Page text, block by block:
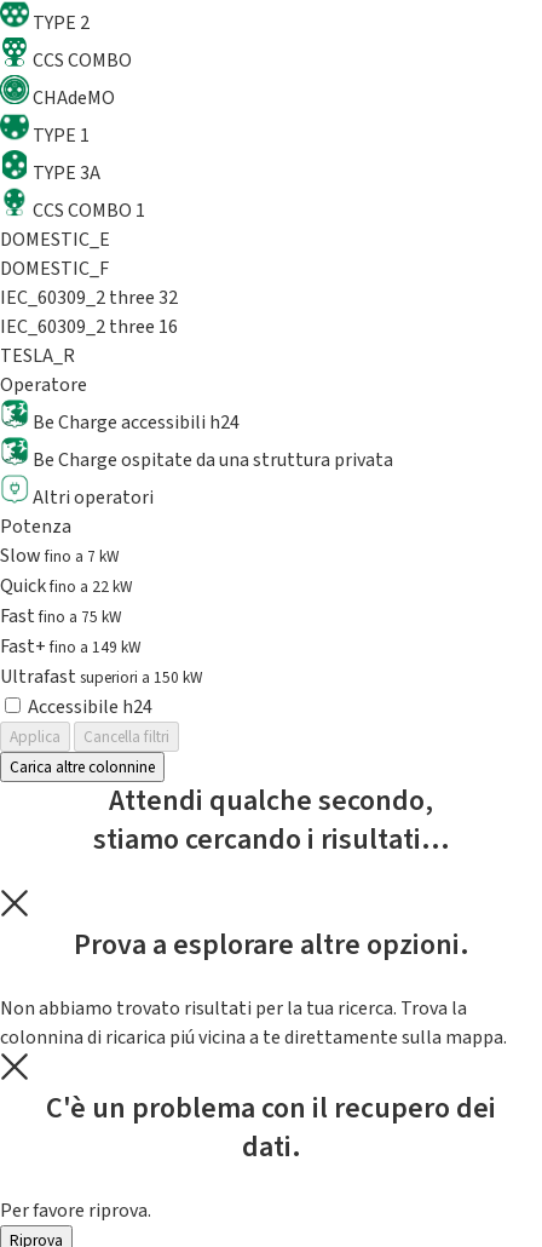
TYPE 2
CCS COMBO
CHAdeMO
TYPE 1
TYPE 3A
CCS COMBO 1
DOMESTIC_E
DOMESTIC_F
IEC_60309_2 three 32
IEC_60309_2 three 16
TESLA_R
Operatore
Be Charge accessibili h24
Be Charge ospitate da una struttura privata
Altri operatori
Potenza
Slowfino a 7 kW
Quickfino a 22 kW
Fastfino a 75 kW
Fast+fino a 149 kW
Ultrafast superiori a 150 kW
Accessibile h24
Applica
Cancella filtri
Carica altre colonnine
Attendi qualche secondo,
stiamo cercando i risultati...
Prova a esplorare altre opzioni.
Non abbiamo trovato risultati per la tua ricerca. Trova la
colonnina di ricarica piú vicina a te direttamente sulla mappa.
C'è un problema con il recupero dei
dati.
Per favore riprova.
Riprova